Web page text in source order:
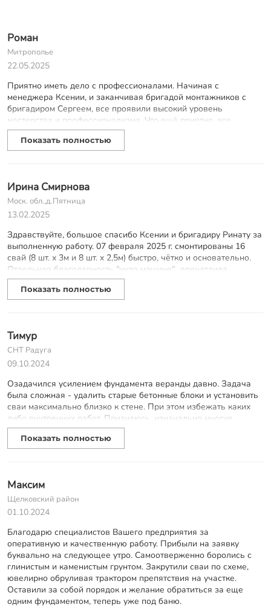
Роман
Митрополье
22.05.2025
Приятно иметь дело с профессионалами. Начиная с
менеджера Ксении, и заканчивая бригадой монтажников с
бригадиром Сергеем, все проявили высокий уровень
мастерства и профессионализма. Что ещё приятно, все
сварные швы покрасили, весь мусор за собой убрали. Что ещё
немаловажно, после завершения работ, производится
перерасчёт по оставшимся материалам, причем ребята это
Показать полностью
Ирина Смирнова
Моск. обл.,д.Пятница
13.02.2025
Здравствуйте, большое спасибо Ксении и бригадиру Ринату за
выполненную работу. 07 февраля 2025 г. смонтированы 16
свай (8 шт. х 3м и 8 шт. х 2,5м) быстро, чётко и основательно.
Отдельная благодарность "чудо машине"...впечатлила.
Осталось хорошее настроение от взаимодействия и общения
со всей командой. Всё очень понятно, дружелюбно, спокойно,
профессионально. Ещё раз спасибо! С уважением, Смирнова
Показать полностью
Тимур
СНТ Радуга
09.10.2024
Озадачился усилением фундамента веранды давно. Задача
была сложная - удалить старые бетонные блоки и установить
сваи максимально близко к стене. При этом избежать каких
либо внутренних работ. Признаюсь, изначально многие
отказались на этапе поиска. Благо, нашел Королёвский Завод
Свай! В обозначенный день приехал инженер, посмотрел
фронт работ и провели тестовое бурение сваи (оказывается и
Василий, Ильнур и Хуснудин приехали и в адекватное время
(учитывая объем работ) изничтожили ужасающие бетонные
тумбы, установили сваи (высокое качество которых видно при
Всем рекомендую КЗС! Так и хочется перефразировать-
королЕвский завод!))
Показать полностью
Максим
Щелковский район
01.10.2024
Благодарю специалистов Вашего предприятия за
оперативную и качественную работу. Прибыли на заявку
буквально на следующее утро. Самоотверженно боролись с
глинистым и каменистым грунтом. Закрутили сваи по схеме,
ювелирно обруливая трактором препятствия на участке.
Оставили за собой порядок и желание обратиться за еще
одним фундаментом, теперь уже под баню.